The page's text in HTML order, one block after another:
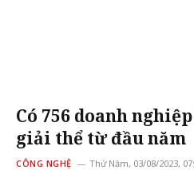
Có 756 doanh
giải thể từ đầu năm
CÔNG NGHỆ Thứ Năm, 03/08/2023,